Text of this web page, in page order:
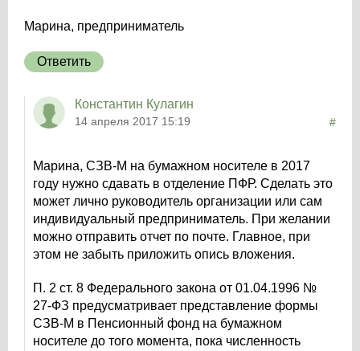
Марина, предприниматель
Ответить
Константин Кулагин
14 апреля 2017 15:19 #
Марина, СЗВ-М на бумажном носителе в 2017
году нужно сдавать в отделение ПФР. Сделать это
может лично руководитель организации или сам
индивидуальный предприниматель. При желании
можно отправить отчет по почте. Главное, при
этом не забыть приложить опись вложения.
П. 2 ст. 8 Федерального закона от 01.04.1996 №
27-ФЗ предусматривает представление формы
СЗВ-М в Пенсионный фонд на бумажном
носителе до того момента, пока численность